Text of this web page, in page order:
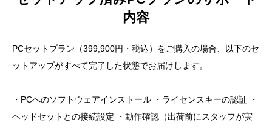
内容
PCセットプラン（399,900円・税込）をご購入の場合、以下のセ
ットアップがすべて完了した状態でお届けします。
・PCへのソフトウェアインストール ・ライセンスキーの認証 ・
ヘッドセットとの接続設定 ・動作確認（出荷前にスタッフが実